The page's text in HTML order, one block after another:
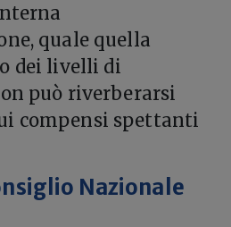
quale quella
dei livelli di
può riverberarsi
compensi spettanti
Nazionale